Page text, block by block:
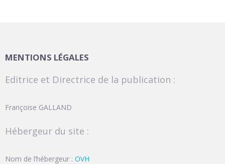
MENTIONS LÉGALES
Editrice et Directrice de la publication :
Françoise GALLAND
Hébergeur du site :
Nom de l’hébergeur : OVH